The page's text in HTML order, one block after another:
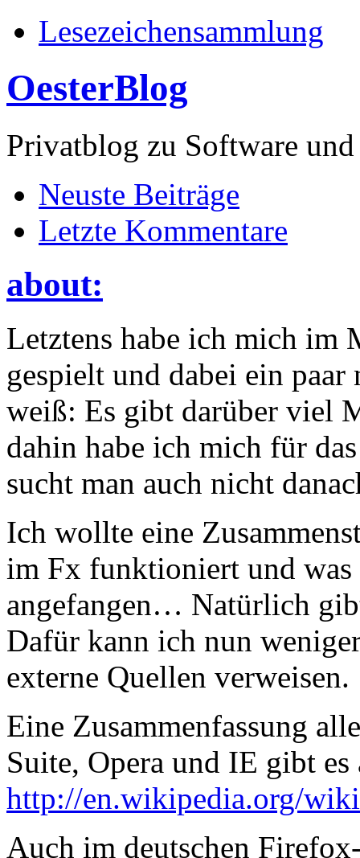
Lesezeichensammlung
OesterBlog
Privatblog zu Software
Neuste Beiträge
Letzte Kommentare
about:
Letztens habe ich mich
gespielt und dabei ein
weiß: Es gibt darüber viel
dahin habe ich mich für
sucht man auch nicht
Ich wollte eine
im Fx funktioniert und was
angefangen… Natürlich
Dafür kann ich nun
externe Quellen verweisen.
Eine Zusammenfassung
Suite, Opera und IE gibt es
http://en.wikipedia.org/
Auch im deutschen